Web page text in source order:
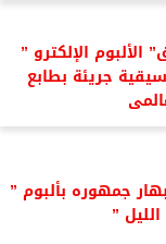
الإلكترو ”
جريئة بطابع
جمهوره بألبوم ”
”